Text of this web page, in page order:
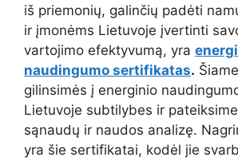
iš priemonių, galinčių padėti
ir įmonėms Lietuvoje įvertinti
vartojimo efektyvumą, yra
naudingumo sertifikatas.
gilinsimės į energinio
Lietuvoje subtilybes ir
sąnaudų ir naudos analizę.
yra šie sertifikatai, kodėl jie